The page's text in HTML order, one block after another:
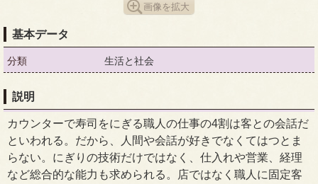
画像を拡大
基本データ
分類 生活と社会
説明
カウンターで寿司をにぎる職人の仕事の4割は客との会話だ
といわれる。だから、人間や会話が好きでなくてはつとま
らない。にぎりの技術だけではなく、仕入れや営業、経理
など総合的な能力も求められる。店ではなく職人に固定客